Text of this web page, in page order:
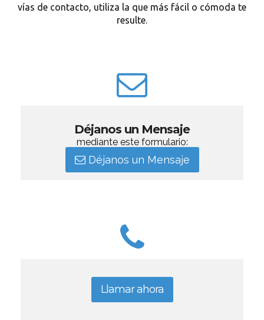
vías de contacto, utiliza la que más fácil o cómoda te
resulte.
Déjanos un Mensaje
mediante este formulario:
Déjanos un Mensaje
Llamar ahora